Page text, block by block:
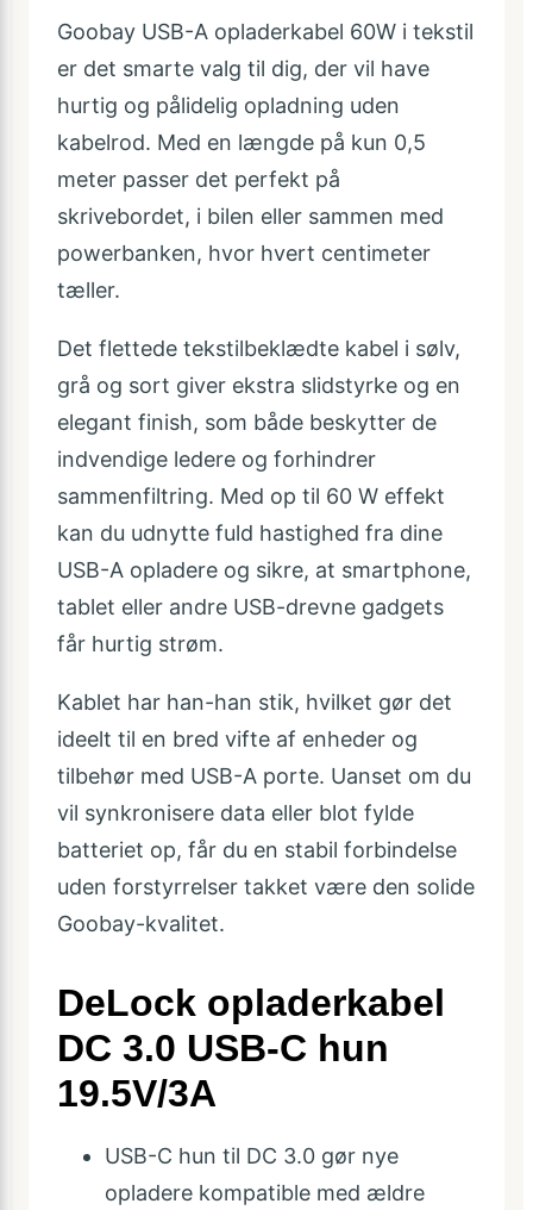
Goobay USB-A opladerkabel 60W i tekstil
er det smarte valg til dig, der vil have
hurtig og pålidelig opladning uden
kabelrod. Med en længde på kun 0,5
meter passer det perfekt på
skrivebordet, i bilen eller sammen med
powerbanken, hvor hvert centimeter
tæller.
Det flettede tekstilbeklædte kabel i sølv,
grå og sort giver ekstra slidstyrke og en
elegant finish, som både beskytter de
indvendige ledere og forhindrer
sammenfiltring. Med op til 60 W effekt
kan du udnytte fuld hastighed fra dine
USB-A opladere og sikre, at smartphone,
tablet eller andre USB-drevne gadgets
får hurtig strøm.
Kablet har han-han stik, hvilket gør det
ideelt til en bred vifte af enheder og
tilbehør med USB-A porte. Uanset om du
vil synkronisere data eller blot fylde
batteriet op, får du en stabil forbindelse
uden forstyrrelser takket være den solide
Goobay-kvalitet.
DeLock opladerkabel
DC 3.0 USB-C hun
19.5V/3A
USB-C hun til DC 3.0 gør nye
opladere kompatible med ældre